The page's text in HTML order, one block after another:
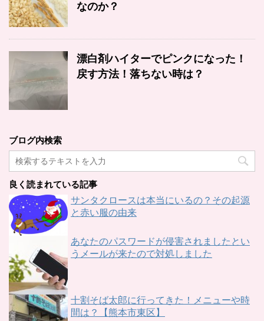
なのか？
漂白剤ハイターでピンクになった！
戻す方法！落ちない時は？
ブログ内検索
良く読まれている記事
サンタクロースは本当にいるの？その起源
と赤い服の由来
あなたのパスワードが侵害されましたとい
うメールが来たので対処しました
十割そば太郎に行ってきた！メニューや時
間は？【熊本市東区】